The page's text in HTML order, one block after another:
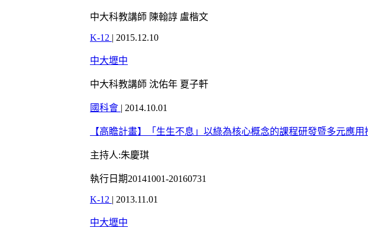
中大科教講師 陳翰諄 盧楷文
K-12 | 2015.12.10
中大壢中
中大科教講師 沈佑年 夏子軒
國科會 | 2014.10.01
【高瞻計畫】「生生不息」以綠為核心概念的課程研發暨多元應用
主持人:朱慶琪
執行日期20141001-20160731
K-12 | 2013.11.01
中大壢中